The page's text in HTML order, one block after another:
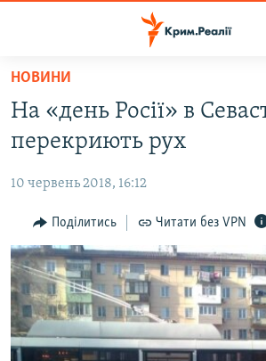
Перейти
основного
матеріалу
Перейти
до
навігації
Перейти
до
пошуку
ВОДА.КРИМ
ВІДЕО ТА ФОТО
ПОЛІТИКА
БЛОГИ
ПОГЛЯД
ІНТЕРВ'Ю
ВСЕ ЗА ДЕНЬ
СПЕЦПРОЕКТИ
НОВИНИ
На «день Росії» в
перекриють рух
10 червень 2018, 16:12
Поділитись Читати без VPN